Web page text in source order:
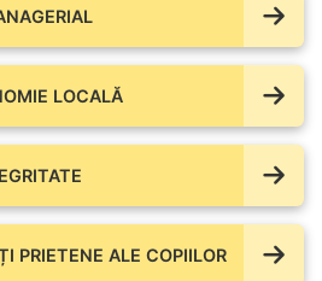
LOCALĂ
PRIETENE ALE COPIILOR